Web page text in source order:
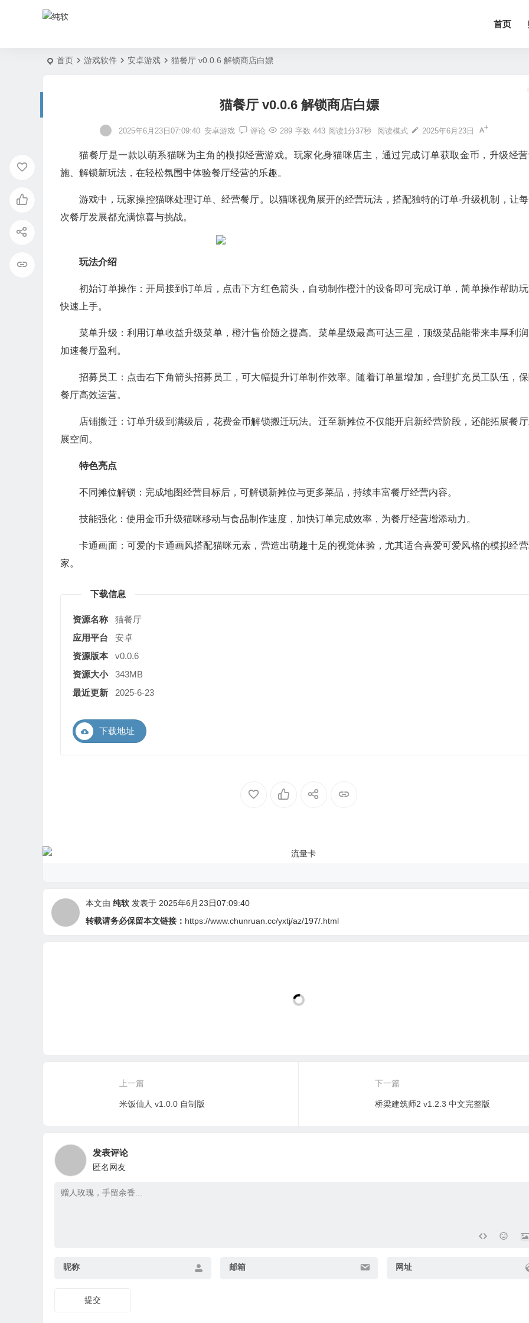
首页
首页 游戏软件 安卓游戏 猫餐厅 v0.0.6 解锁商店白嫖
猫餐厅 v0.0.6 解锁商店白嫖
2025年6月23日07:09:40 安卓游戏 评论 289 字数 443 阅读1分37秒 阅读模式 2025年6月23日
猫餐厅是一款以萌系猫咪为主角的模拟经营游戏。玩家化身猫咪店主，通过完成订单获取金币，升级经
施、解锁新玩法，在轻松氛围中体验餐厅经营的乐趣。
游戏中，玩家操控猫咪处理订单、经营餐厅。以猫咪视角展开的经营玩法，搭配独特的订单-升级机制，让
次餐厅发展都充满惊喜与挑战。
玩法介绍
初始订单操作：开局接到订单后，点击下方红色箭头，自动制作橙汁的设备即可完成订单，简单操作帮助
快速上手。
菜单升级：利用订单收益升级菜单，橙汁售价随之提高。菜单星级最高可达三星，顶级菜品能带来丰厚利
加速餐厅盈利。
招募员工：点击右下角箭头招募员工，可大幅提升订单制作效率。随着订单量增加，合理扩充员工队伍，
餐厅高效运营。
店铺搬迁：订单升级到满级后，花费金币解锁搬迁玩法。迁至新摊位不仅能开启新经营阶段，还能拓展餐
展空间。
特色亮点
不同摊位解锁：完成地图经营目标后，可解锁新摊位与更多菜品，持续丰富餐厅经营内容。
技能强化：使用金币升级猫咪移动与食品制作速度，加快订单完成效率，为餐厅经营增添动力。
卡通画面：可爱的卡通画风搭配猫咪元素，营造出萌趣十足的视觉体验，尤其适合喜爱可爱风格的模拟经
家。
下载信息
资源名称
猫餐厅
应用平台
安卓
资源版本
v0.0.6
资源大小
343MB
最近更新
2025-6-23
下载地址
本文由 纯软 发表于 2025年6月23日07:09:40
转载请务必保留本文链接： https://www.chunruan.cc/yxtj/az/197/.html
上一篇
米饭仙人 v1.0.0 自制版
下一篇
桥梁建筑师2 v1.2.3 中文完整版
发表评论
匿名网友
昵称 邮箱 网址
提交